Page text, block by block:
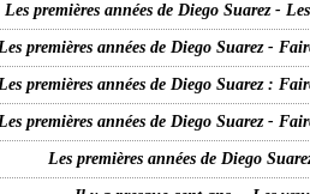
Les premières années de Diego Suarez -
premières années de Diego Suarez -
premières années de Diego Suarez :
premières années de Diego Suarez -
Les premières années de Diego